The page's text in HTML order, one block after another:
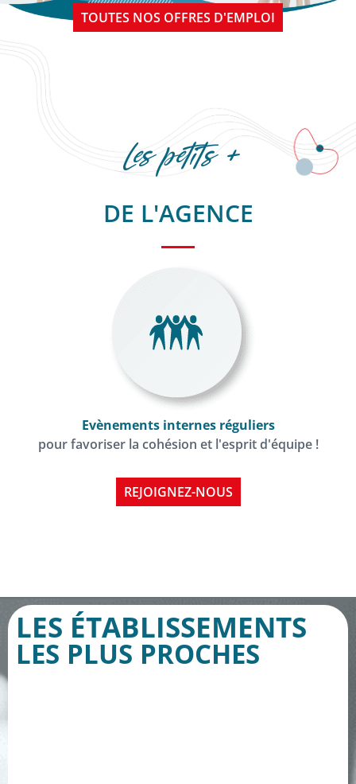
TOUTES NOS OFFRES D'EMPLOI
Les petits +
DE L'AGENCE
Evènements internes réguliers
pour favoriser la cohésion et l'esprit d'équipe !
REJOIGNEZ-NOUS
LES ÉTABLISSEMENTS
LES PLUS PROCHES